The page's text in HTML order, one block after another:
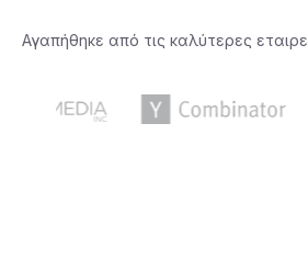
Αγαπήθηκε από τις καλύτερες